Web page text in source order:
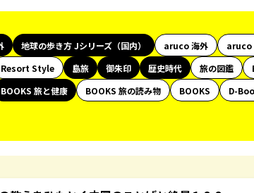
地球の歩き方 Jシリーズ（国内） aruco 海外 aruco
Resort Style 島旅 御朱印 歴史時代 旅の図鑑
BOOKS 旅と健康 BOOKS 旅の読み物 BOOKS
D-